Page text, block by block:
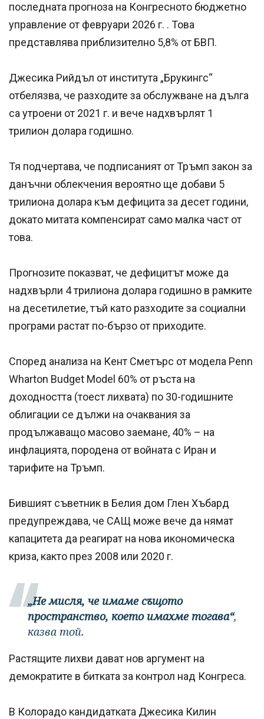
последната прогноза на Конгресното бюджетно
управление от февруари 2026 г. . Това
представлява приблизително 5,8% от БВП.
Джесика Рийдъл от института „Брукингс“
отбелязва, че разходите за обслужване на дълга
са утроени от 2021 г. и вече надхвърлят 1
трилион долара годишно.
Тя подчертава, че подписаният от Тръмп закон за
данъчни облекчения вероятно ще добави 5
трилиона долара към дефицита за десет години,
докато митата компенсират само малка част от
това.
Прогнозите показват, че дефицитът може да
надхвърли 4 трилиона долара годишно в рамките
на десетилетие, тъй като разходите за социални
програми растат по-бързо от приходите.
Според анализа на Кент Сметърс от модела Penn
Wharton Budget Model 60% от ръста на
доходността (тоест лихвата) по 30-годишните
облигации се дължи на очаквания за
продължаващо масово заемане, 40% – на
инфлацията, породена от войната с Иран и
тарифите на Тръмп.
Бившият съветник в Белия дом Глен Хъбард
предупреждава, че САЩ може вече да нямат
капацитета да реагират на нова икономическа
криза, както през 2008 или 2020 г.
„Не мисля, че имаме същото
пространство, което имахме тогава“,
казва той.
Растящите лихви дават нов аргумент на
демократите в битката за контрол над Конгреса.
В Колорадо кандидатката Джесика Килин